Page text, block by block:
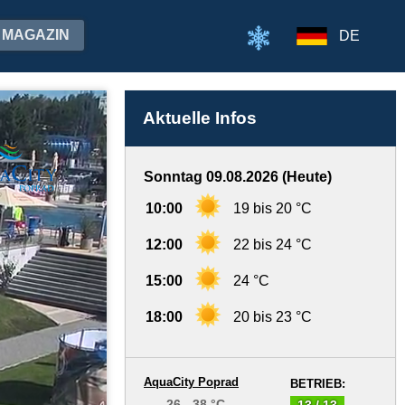
MAGAZIN DE
Aktuelle Infos
Sonntag 09.08.2026 (Heute)
10:00 19 bis 20 °C
12:00 22 bis 24 °C
15:00 24 °C
18:00 20 bis 23 °C
BETRIEB:
AquaCity Poprad